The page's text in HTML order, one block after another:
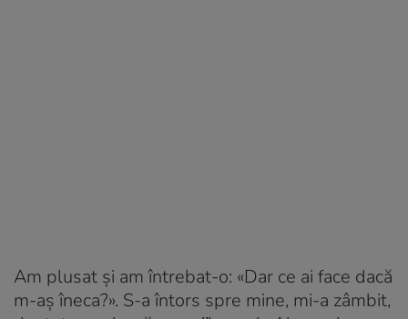
Am plusat şi am întrebat-o: «Dar ce ai face dacă
m-aş îneca?». S-a întors spre mine, mi-a zâmbit,